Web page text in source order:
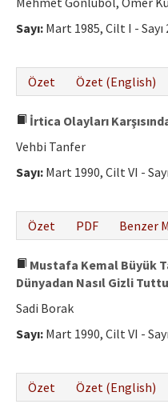
Sayı: Mart 1985, Cilt I - Sayı
Özet
Özet (English)
İrtica Olayları
Vehbi Tanfer
Sayı: Mart 1990, Cilt VI -
Özet
PDF Benzer
Mustafa Kemal Büyük
Dünyadan Nasıl Gizli
Sadi Borak
Sayı: Mart 1990, Cilt VI -
Özet
Özet (English)